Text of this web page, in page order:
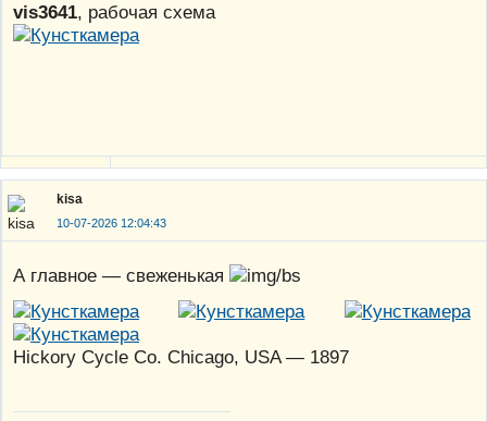
vis3641, рабочая схема
kisa
10-07-2026 12:04:43
А главное — свеженькая
Hickory Cycle Co. Chicago, USA — 1897